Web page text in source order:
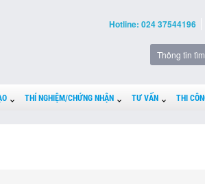
Hotline: 024 37544196
THÍ NGHIỆM/CHỨNG NHẬN TƯ VẤN THI